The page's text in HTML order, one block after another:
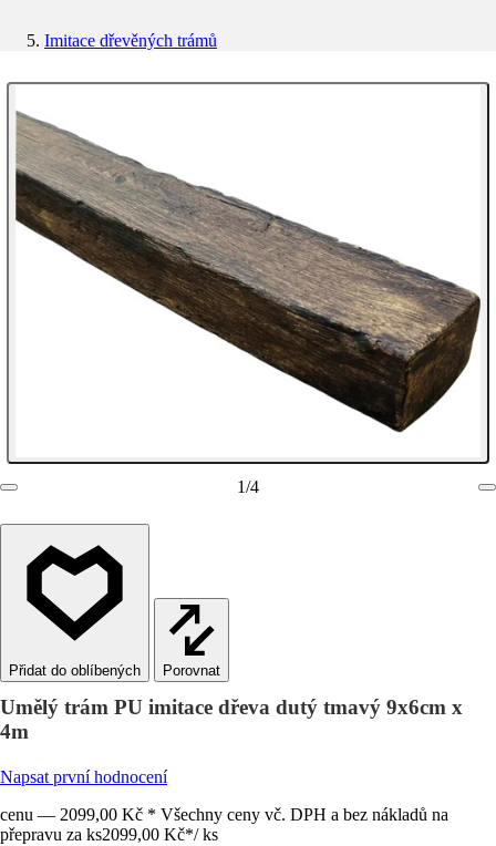
Imitace dřevěných trámů
1/4
Porovnat
Umělý trám PU imitace dřeva dutý tmavý 9x6cm x
4m
Napsat první hodnocení
cenu — 2099,00 Kč * Všechny ceny vč. DPH a bez nákladů na
přepravu za ks2099,00 Kč*/ ks